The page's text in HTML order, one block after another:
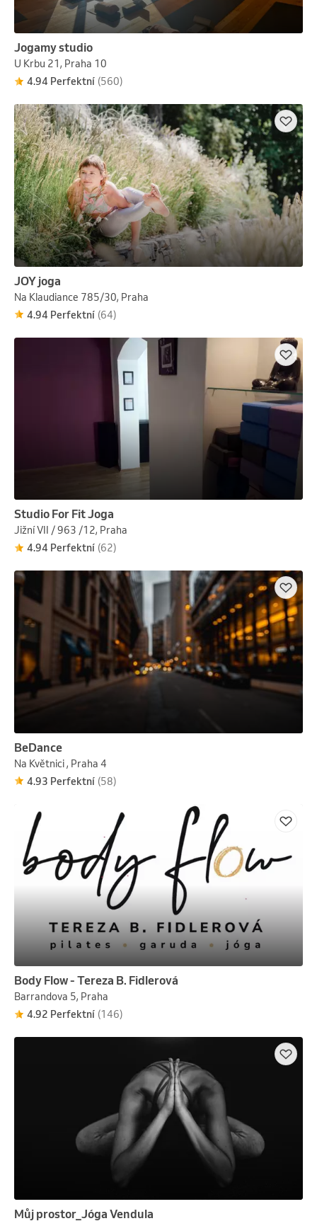
Jogamy studio
U Krbu 21, Praha 10
4.94 Perfektní (560)
JOY joga
Na Klaudiance 785/30, Praha
4.94 Perfektní (64)
Studio For Fit Joga
Jižní VII / 963 /12, Praha
4.94 Perfektní (62)
BeDance
Na Květnici , Praha 4
4.93 Perfektní (58)
Body Flow - Tereza B. Fidlerová
Barrandova 5, Praha
4.92 Perfektní (146)
Můj prostor_Jóga Vendula